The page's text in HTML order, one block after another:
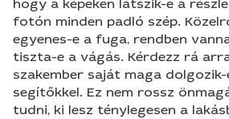
hogy a képeken látszik-e a
fotón minden padló szép.
egyenes-e a fuga, rendben
tiszta-e a vágás. Kérdezz rá
szakember saját maga
segítőkkel. Ez nem rossz
tudni, ki lesz ténylegesen a